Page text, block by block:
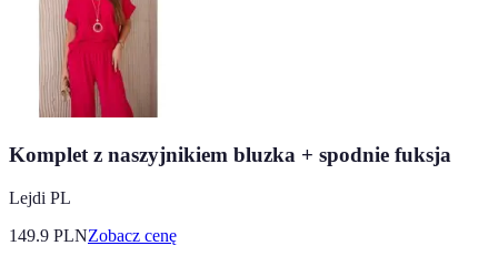
Komplet z naszyjnikiem bluzka + spodnie fuksja
Lejdi PL
149.9 PLNZobacz cenę